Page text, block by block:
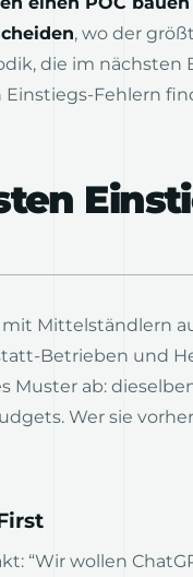
, wo der
die im nächsten
Fehlern
Mittelständlern
Betrieben und
Muster ab:
Wer sie
“Wir wollen